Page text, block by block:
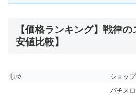
【価格ランキング】戦律
安値比較】
順位 ショッ
パチス